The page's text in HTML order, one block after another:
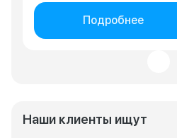
Наши клиенты ищут
Подробнее